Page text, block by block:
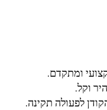
ומתקדם.
וקל.
לפעולה תקינה.